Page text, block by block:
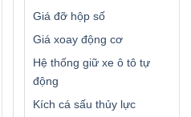
Giá đỡ hộp số
Giá xoay động cơ
Hệ thống giữ xe ô tô tự
động
Kích cá sấu thủy lực